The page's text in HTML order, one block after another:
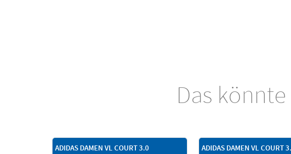
Das
ADIDAS DAMEN VL COURT 3.0 ADIDAS DAMEN VL COURT